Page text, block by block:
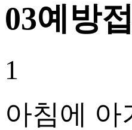
03예방
1
아침에